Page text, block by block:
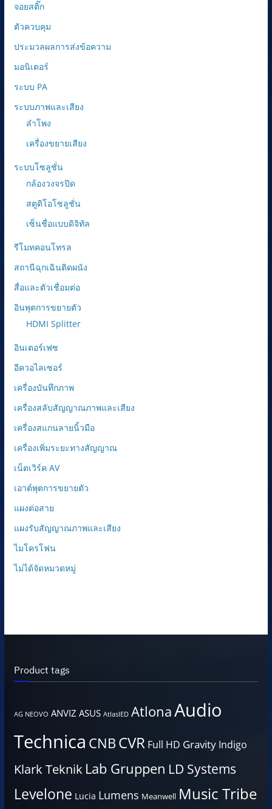
จอยสติ๊ก
ตัวควบคุม
ประมวลผลการส่งข้อความ
มอนิเตอร์
ระบบ PA
ระบบภาพและเสียง
ลำโพง
เครื่องขยายเสียง
ระบบโซลูชั่น
กล้องวงจรปิด
สตูดิโอโซลูชั่น
เซ็นชื่อแบบดิจิทัล
รีโมทคอนโทรล
สถานีฉุกเฉินติดผนัง
สื่อและตัวเชื่อมต่อ
อินพุตการขยายตัว
HDMI Splitter
อินเตอร์เฟซ
อีควอไลเซอร์
เครื่องบันทึกภาพ
เครื่องสลับสัญญาณภาพและเสียง
เครื่องสแกนลายนิ้วมือ
เครื่องเพิ่มระยะทางสัญญาณ
เน็ตเวิร์ค AV
เอาต์พุตการขยายตัว
แผงต่อสาย
แผงรับสัญญาณภาพและเสียง
ไมโครโฟน
ไม่ได้จัดหมวดหมู่
Product tags
AG NEOVO ANVIZ ASUS AtlasIED AtlonaAudio
Technica CNBCVR Full HD Gravity Indigo
Klark Teknik Lab Gruppen LD Systems
Levelone Lucia Lumens Meanwell Music Tribe